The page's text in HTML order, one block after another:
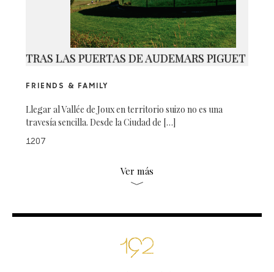
TRAS LAS PUERTAS DE AUDEMARS PIGUET
FRIENDS & FAMILY
Llegar al Vallée de Joux en territorio suizo no es una
travesía sencilla. Desde la Ciudad de […]
1207
Ver más